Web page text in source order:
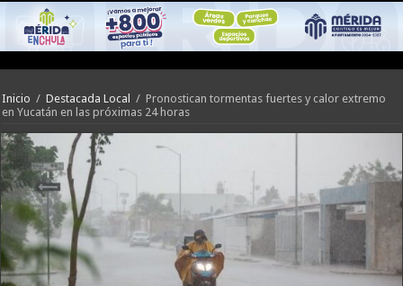
Inicio / Destacada Local / Pronostican tormentas fuertes y calor extremo
en Yucatán en las próximas 24 horas